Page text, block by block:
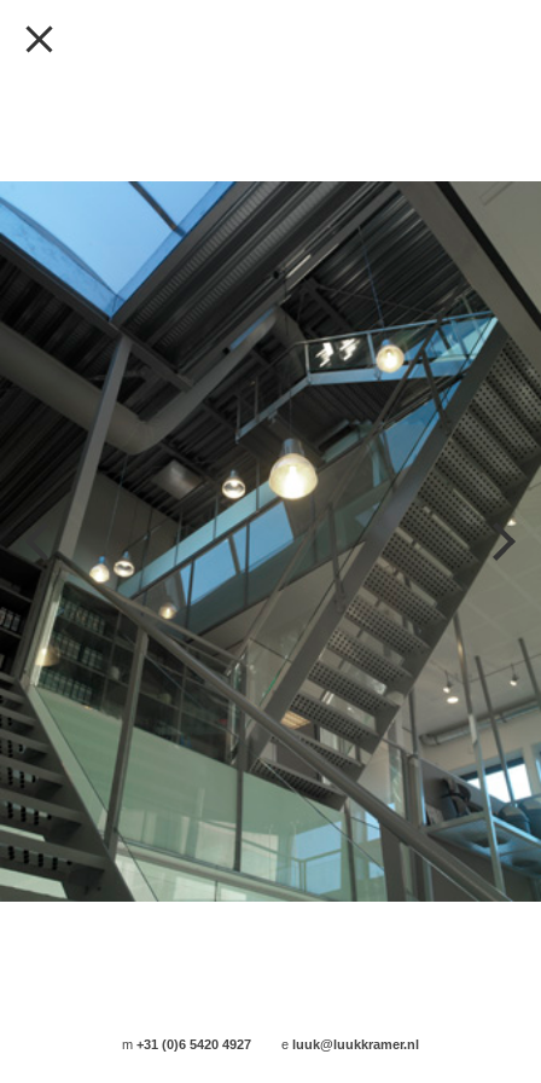
m+31 (0)6 5420 4927 e luuk@luukkramer.nl